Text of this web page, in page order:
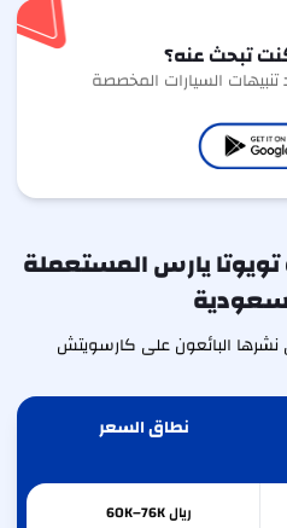
تبحث عنه؟
تنبيهات السيارات المخصصة
يارس المستعملة
نشرها البائعون على كارسويتش
نطاق السعر
ريال 60K–76K